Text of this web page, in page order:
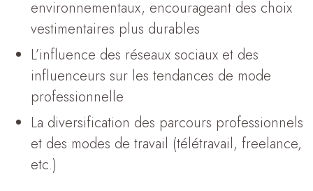
environnementaux, encourageant des choix
vestimentaires plus durables
L’influence des réseaux sociaux et des
influenceurs sur les tendances de mode
professionnelle
La diversification des parcours professionnels
et des modes de travail (télétravail, freelance,
etc.)